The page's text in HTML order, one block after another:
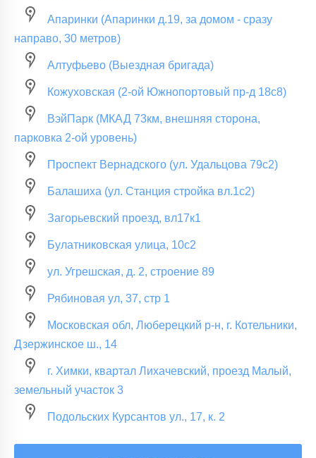
Апаринки (Апаринки д.19, за домом - сразу
направо, 30 метров)
Алтуфьево (Выездная бригада)
Кожуховская (2-ой Южнопортовый пр-д 18с8)
ВэйПарк (МКАД 73км, внешняя сторона,
парковка 2-ой уровень)
Проспект Вернадского (ул. Удальцова 79с2)
Балашиха (ул. Станция стройка вл.1с2)
Загорьевский проезд, вл17к1
Булатниковская улица, 10с2
ул. Угрешская, д. 2, строение 89
Рябиновая ул, 37, стр 1
Московская обл, Люберецкий р-н, г. Котельники,
Дзержинское ш., 14
г. Химки, квартал Лихачевский, проезд Малый,
земельный участок 3
Подольских Курсантов ул., 17, к. 2